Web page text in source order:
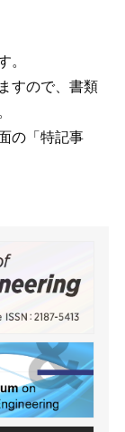
。
すので、書類
の「特記事